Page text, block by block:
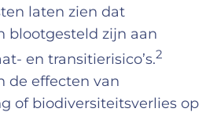
laten zien dat
blootgesteld zijn aan
en transitierisico’s.2
de effecten van
of biodiversiteitsverlies op